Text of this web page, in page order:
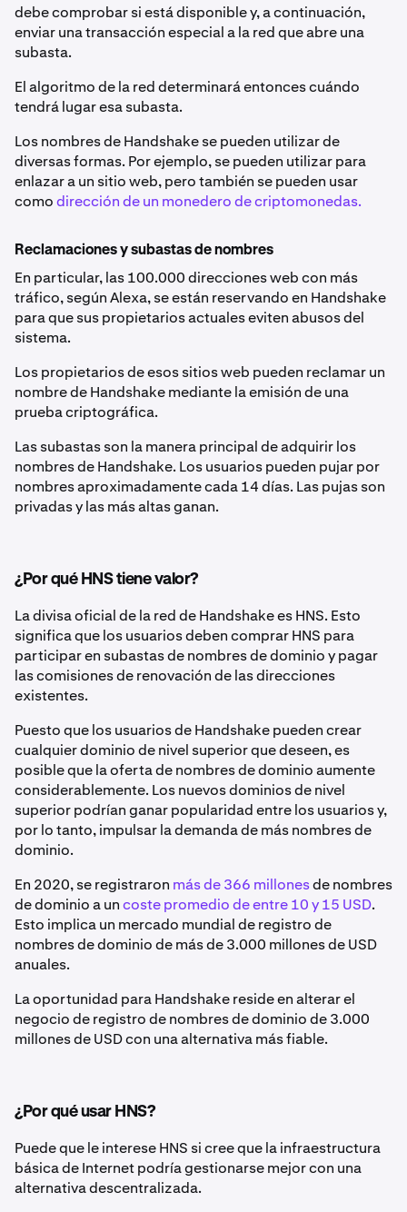
debe comprobar si está disponible y, a continuación,
enviar una transacción especial a la red que abre una
subasta.
El algoritmo de la red determinará entonces cuándo
tendrá lugar esa subasta.
Los nombres de Handshake se pueden utilizar de
diversas formas. Por ejemplo, se pueden utilizar para
enlazar a un sitio web, pero también se pueden usar
comodirección de un monedero de criptomonedas.
Reclamaciones y subastas de nombres
En particular, las 100.000 direcciones web con más
tráfico, según Alexa, se están reservando en Handshake
para que sus propietarios actuales eviten abusos del
sistema.
Los propietarios de esos sitios web pueden reclamar un
nombre de Handshake mediante la emisión de una
prueba criptográfica.
Las subastas son la manera principal de adquirir los
nombres de Handshake. Los usuarios pueden pujar por
nombres aproximadamente cada 14 días. Las pujas son
privadas y las más altas ganan.
¿Por qué HNS tiene valor?
La divisa oficial de la red de Handshake es HNS. Esto
significa que los usuarios deben comprar HNS para
participar en subastas de nombres de dominio y pagar
las comisiones de renovación de las direcciones
existentes.
Puesto que los usuarios de Handshake pueden crear
cualquier dominio de nivel superior que deseen, es
posible que la oferta de nombres de dominio aumente
considerablemente. Los nuevos dominios de nivel
superior podrían ganar popularidad entre los usuarios y,
por lo tanto, impulsar la demanda de más nombres de
dominio.
En 2020, se registraron más de 366 millonesde nombres
de dominio a uncoste promedio de entre 10 y 15 USD.
Esto implica un mercado mundial de registro de
nombres de dominio de más de 3.000 millones de USD
anuales.
La oportunidad para Handshake reside en alterar el
negocio de registro de nombres de dominio de 3.000
millones de USD con una alternativa más fiable.
¿Por qué usar HNS?
Puede que le interese HNS si cree que la infraestructura
básica de Internet podría gestionarse mejor con una
alternativa descentralizada.